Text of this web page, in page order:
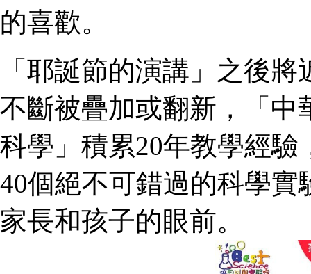
的喜歡。
「耶誕節的演講」之後
不斷被疊加或翻新，「中
科學」積累20年教學經驗
40個絕不可錯過的科學
家長和孩子的眼前。